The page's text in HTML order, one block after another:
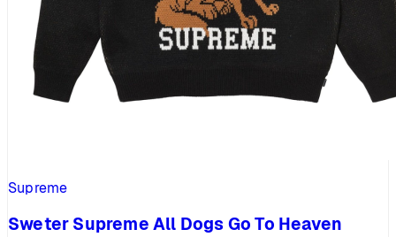
Supreme
Sweter Supreme All Dogs Go To Heaven